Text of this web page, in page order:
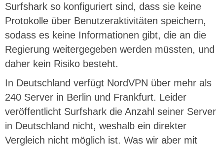
Surfshark so konfiguriert sind, dass sie keine
Protokolle über Benutzeraktivitäten speichern,
sodass es keine Informationen gibt, die an die
Regierung weitergegeben werden müssten, und
daher kein Risiko besteht.
In Deutschland verfügt NordVPN über mehr als
240 Server in Berlin und Frankfurt. Leider
veröffentlicht Surfshark die Anzahl seiner Server
in Deutschland nicht, weshalb ein direkter
Vergleich nicht möglich ist. Was wir aber mit